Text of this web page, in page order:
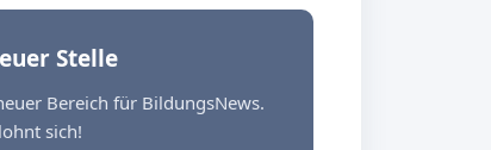
Stelle
Bereich für BildungsNews.
sich!